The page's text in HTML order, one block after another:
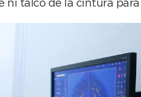
ni talco de la cintura